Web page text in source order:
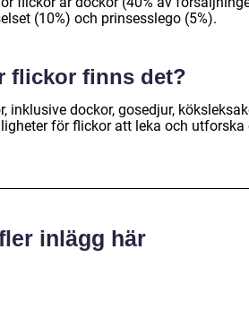
(10%) och prinsesslego (5%).
flickor finns det?
dockor, gosedjur,
för flickor att leka och utforska
inlägg här